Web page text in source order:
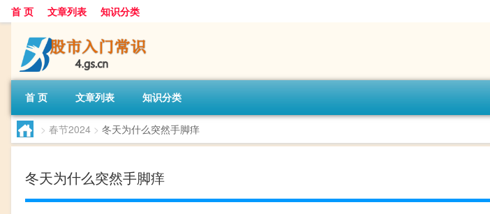
首 页 文章列表 知识分类
首 页 文章列表 知识分类
> 春节2024 > 冬天为什么突然手脚痒
冬天为什么突然手脚痒